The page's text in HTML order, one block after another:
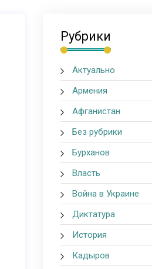
Рубрики
Актуально
Армения
Афганистан
Без рубрики
Бурханов
Власть
Война в Украине
Диктатура
История
Кадыров